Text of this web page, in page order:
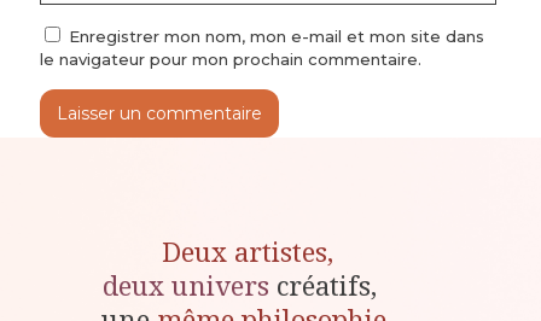
Enregistrer mon nom, mon e-mail et mon site dans
le navigateur pour mon prochain commentaire.
Deux artistes,
deux univers créatifs,